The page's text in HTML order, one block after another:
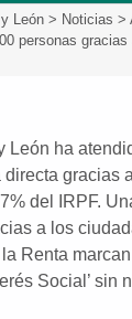
León> Noticias >
personas gracias
León ha
directa gracias
del IRPF.
a los
Renta
Social’ sin